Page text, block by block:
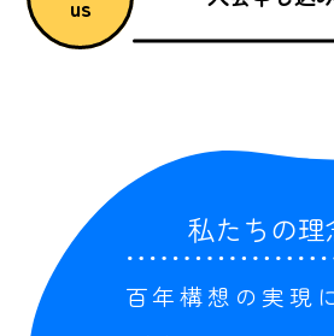
us
私たちの理
百年構想の実現